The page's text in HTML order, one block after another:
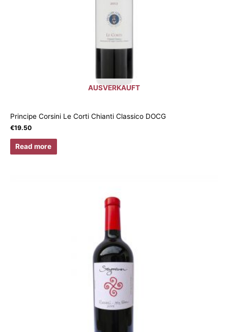
AUSVERKAUFT
Principe Corsini Le Corti Chianti Classico DOCG
€19.50
Read more